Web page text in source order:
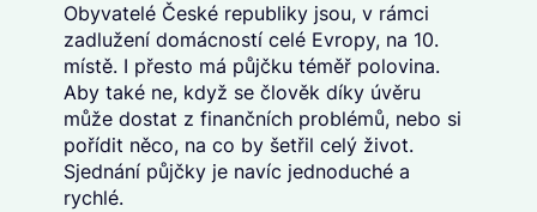
Obyvatelé České republiky jsou, v rámci
zadlužení domácností celé Evropy, na 10.
místě. I přesto má půjčku téměř polovina.
Aby také ne, když se člověk díky úvěru
může dostat z finančních problémů, nebo si
pořídit něco, na co by šetřil celý život.
Sjednání půjčky je navíc jednoduché a
rychlé.